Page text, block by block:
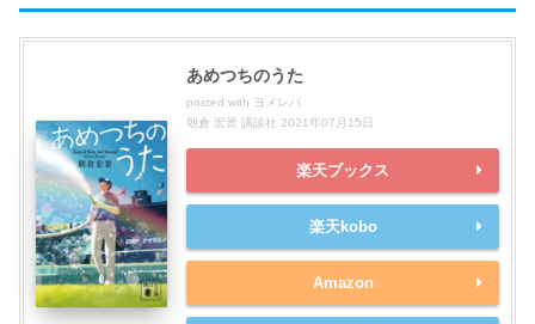
あめつちのうた
posted with ヨメレバ
朝倉 宏景 講談社 2021年07月15日
楽天ブックス
楽天kobo
Amazon